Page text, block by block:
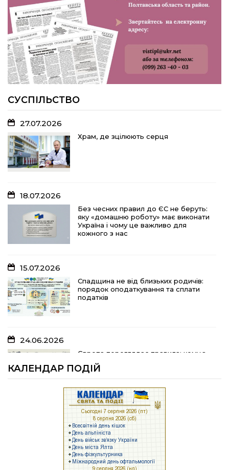
У Розсошенцях встановили
меморіальну дошку на честь
захисника Дениса Дудки
22.07.2026
Волейболістки Щербанівської
громади вибороли «золото»
18.07.2026
Спадщина не від близьких родичів:
порядок оподаткування та сплати
податків
10.07.2026
«Юрасику, моє серце кричить і
болить…»
05.07.2026
Шлях до тебе
На Полтавщині розпочали жнива!
СУСПІЛЬСТВО
27.07.2026
Храм, де зцілюють серця
18.07.2026
Без чесних правил до ЄС не беруть:
яку «домашню роботу» має виконати
Україна і чому це важливо для
кожного з нас
15.07.2026
Спадщина не від близьких родичів:
порядок оподаткування та сплати
податків
24.06.2026
Європа переглядає правила: кому з
українських біженців можуть
відмовити у захисті
Брак людей та воєнні ризики: що
заважає українському бізнесу
працювати
КАЛЕНДАР ПОДІЙ